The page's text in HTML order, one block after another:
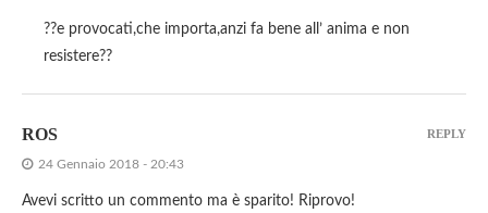
??e provocati,che importa,anzi fa bene all’ anima e non
resistere??
ROS
24 Gennaio 2018 - 20:43
Avevi scritto un commento ma è sparito! Riprovo!
REPLY